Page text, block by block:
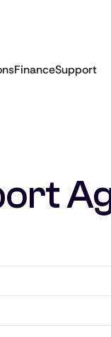
FinanceSupport